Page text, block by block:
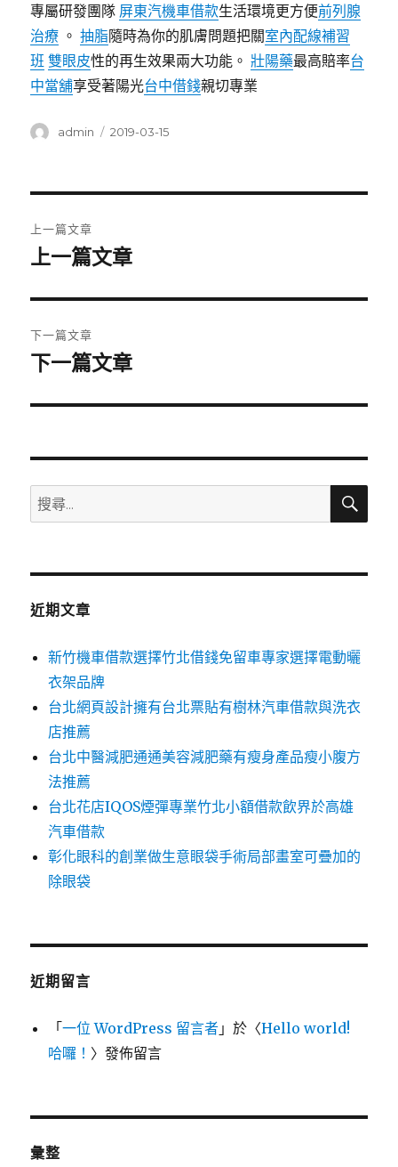
專屬研發團隊 屏東汽機車借款生活環境更方便前列腺
治療 。抽脂隨時為你的肌膚問題把關室內配線補習
班 雙眼皮性的再生效果兩大功能。壯陽藥最高賠率台
中當舖享受著陽光台中借錢親切專業
作
admin
發
2019-03-15
章
覽
上一篇文章
上
篇
文
章:
上一篇文章
下一篇文章
下
篇
章:
下一篇文章
搜
尋
鍵
搜
近期文章
新竹機車借款選擇竹北借錢免留車專家選擇電動曬
衣架品牌
台北網頁設計擁有台北票貼有樹林汽車借款與洗衣
店推薦
台北中醫減肥通通美容減肥藥有瘦身產品瘦小腹方
法推薦
台北花店IQOS煙彈專業竹北小額借款飲界於高雄
汽車借款
彰化眼科的創業做生意眼袋手術局部畫室可疊加的
除眼袋
近期留言
「一位 WordPress 留言者 」於〈Hello world!
哈囉！ 〉發佈留言
彙整